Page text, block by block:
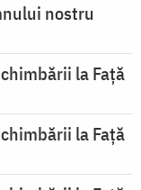
nostru
la Faţă
la Faţă